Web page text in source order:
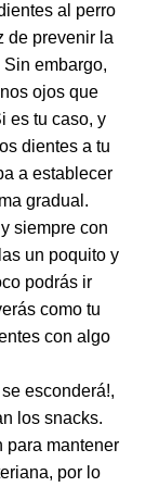
al perro
de prevenir la
embargo,
ojos que
es tu caso, y
dientes a tu
a establecer
gradual.
siempre con
un poquito y
podrás ir
como tu
con algo
se esconderá!,
los snacks.
para mantener
por lo